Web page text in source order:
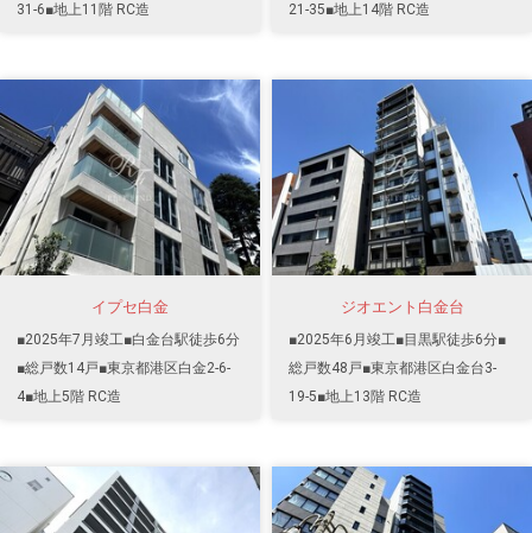
31-6■地上11階 RC造
21-35■地上14階 RC造
イプセ白金
■2025年7月竣工■白金台駅徒歩6分
■総戸数14戸■東京都港区白金2-6-
4■地上5階 RC造
ジオエント白金台
■2025年6月竣工■目黒駅徒歩6分■
総戸数48戸■東京都港区白金台3-
19-5■地上13階 RC造